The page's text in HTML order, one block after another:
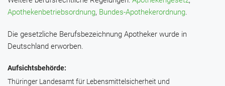
Apothekenbetriebsordnung, Bundes-Apothekerordnung.
Die gesetzliche Berufsbezeichnung Apotheker wurde in
Deutschland erworben.
Aufsichtsbehörde:
Thüringer Landesamt für Lebensmittelsicherheit und